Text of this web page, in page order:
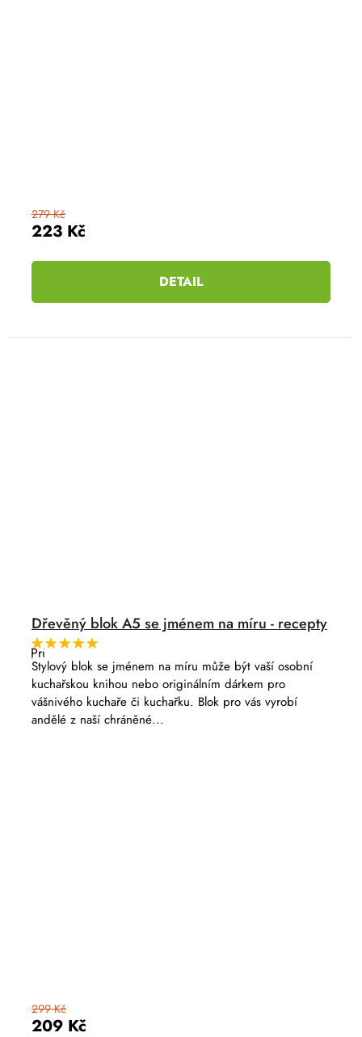
223 Kč
279 Kč
DETAIL
Dřevěný blok A5 se jménem na míru - recepty
Průměrné
hodnocení
produktu
je
5,0
z
5
209 Kč
299 Kč
Stylový blok se jménem na míru může být vaší osobní
kuchařskou knihou nebo originálním dárkem pro
vášnivého kuchaře či kuchařku. Blok pro vás vyrobí
andělé z naší chráněné...